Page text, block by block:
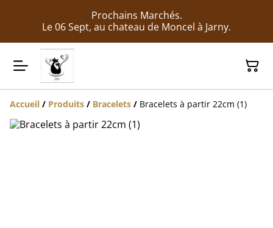
Prochains Marchés.
Le 06 Sept, au chateau de Moncel à Jarny.
Accueil / Produits / Bracelets / Bracelets à partir 22cm (1)